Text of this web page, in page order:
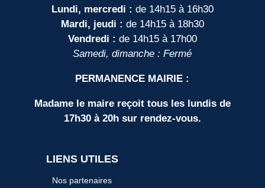
Lundi, mercredi : de 14h15 à 16h30
Mardi, jeudi : de 14h15 à 18h30
Vendredi : de 14h15 à 17h00
Samedi, dimanche : Fermé
PERMANENCE MAIRIE :
Madame le maire reçoit tous les lundis de
17h30 à 20h sur rendez-vous.
LIENS UTILES
Nos partenaires